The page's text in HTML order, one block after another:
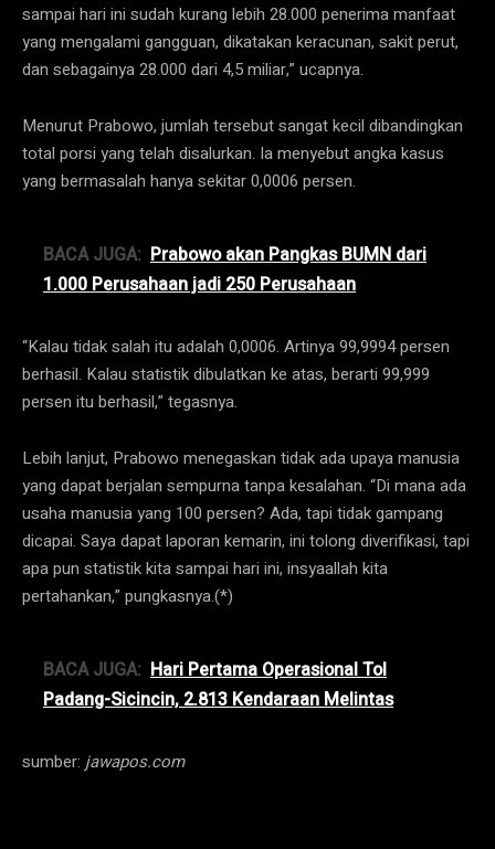
sampai hari ini sudah kurang lebih 28.000 penerima manfaat
yang mengalami gangguan, dikatakan keracunan, sakit perut,
dan sebagainya 28.000 dari 4,5 miliar,” ucapnya.
Menurut Prabowo, jumlah tersebut sangat kecil dibandingkan
total porsi yang telah disalurkan. Ia menyebut angka kasus
yang bermasalah hanya sekitar 0,0006 persen.
BACA JUGA: Prabowo akan Pangkas BUMN dari
1.000 Perusahaan jadi 250 Perusahaan
“Kalau tidak salah itu adalah 0,0006. Artinya 99,9994 persen
berhasil. Kalau statistik dibulatkan ke atas, berarti 99,999
persen itu berhasil,” tegasnya.
Lebih lanjut, Prabowo menegaskan tidak ada upaya manusia
yang dapat berjalan sempurna tanpa kesalahan. “Di mana ada
usaha manusia yang 100 persen? Ada, tapi tidak gampang
dicapai. Saya dapat laporan kemarin, ini tolong diverifikasi, tapi
apa pun statistik kita sampai hari ini, insyaallah kita
pertahankan,” pungkasnya.(*)
BACA JUGA: Hari Pertama Operasional Tol
Padang-Sicincin, 2.813 Kendaraan Melintas
sumber: jawapos.com